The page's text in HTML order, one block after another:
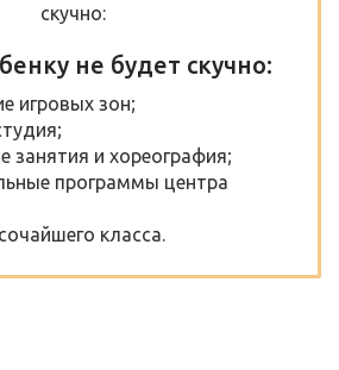
не будет скучно:
игровых зон;
занятия и хореография;
программы центра
класса.